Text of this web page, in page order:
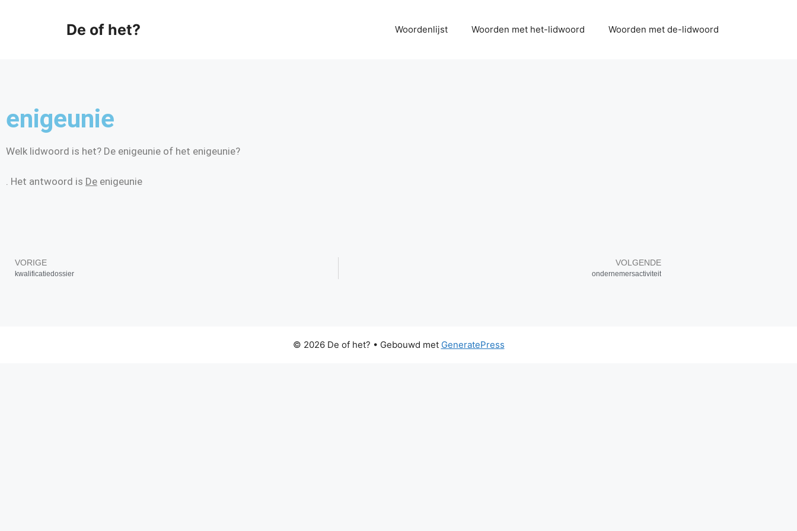
De of het? Woordenlijst Woorden met het-lidwoord Woorden met de-lidwoord
enigeunie
Welk lidwoord is het? De enigeunie of het enigeunie?
. Het antwoord is De enigeunie
VORIGE
kwalificatiedossier
VOLGENDE
ondernemersactiviteit
© 2026 De of het? • Gebouwd met GeneratePress